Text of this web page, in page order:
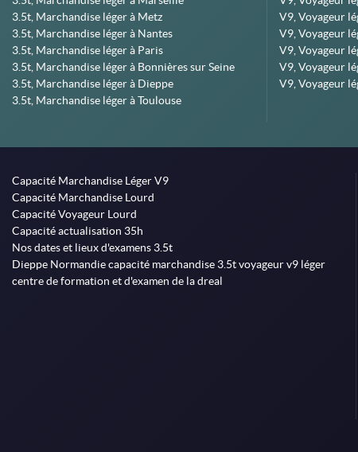
3.5t, Marchandise léger à Metz
3.5t, Marchandise léger à Nantes
3.5t, Marchandise léger à Paris
3.5t, Marchandise léger à Bonnières sur Seine
3.5t, Marchandise léger à Dieppe
3.5t, Marchandise léger à Toulouse
V9, Voyageur
V9, Voyageur
V9, Voyageur
V9, Voyageur
V9, Voyageur
Capacité Marchandise Léger V9
Capacité Marchandise Lourd
Capacité Voyageur Lourd
Capacité actualisation 35h
Nos dates et lieux d'examens 3.5t
Dieppe Normandie capacité marchandise 3.5t voyageur v9 léger
centre de formation et d'examen de la dreal